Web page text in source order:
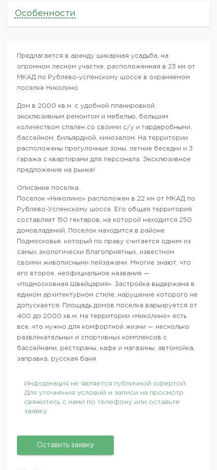
Особенности
Предлагается в аренду шикарная усадьба, на
огромном лесном участке, расположенная в 23 км от
МКАД по Рублево-успенскому шоссе в охраняемом
поселке Николино.
Дом в 2000 кв.м. с удобной планировкой,
эксклюзивным ремонтом и мебелью, большим
количеством спален со своими с/у и гардеробными,
бассейном, бильярдной, кинозалом. На территории
расположены прогулочные зоны, летние беседки и 3
гаража с квартирами для персонала. Эксклюзивное
предложение на рынке!
Описание поселка:
Поселок «Николино» расположен в 22 км от МКАД по
Рублево-Успенскому шоссе. Его общая территория
составляет 150 гектаров, на которой находится 250
домовладений. Поселок находится в районе
Подмосковья, который по праву считается одним из
самых экологически благоприятных, известном
своими живописными пейзажами. Многие знают, что
его второе, неофициальное название —
«подмосковная Швейцария». Застройка выдержана в
едином архитектурном стиле, нарушение которого не
допускается. Площадь домов поселка варьируется от
400 до 2000 кв.м. На территории «Николино» есть
все, что нужно для комфортной жизни — несколько
развлекательных и спортивных комплексов с
бассейнами, рестораны, кафе и магазины, автомойка,
заправка, русская баня.
Информация не является публичной офертой.
Для уточнения условий и записи на просмотр
свяжитесь с нами по телефону или оставьте
заявку.
Оставить заявку